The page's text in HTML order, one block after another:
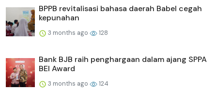
BPPB revitalisasi bahasa daerah Babel cegah
kepunahan
3 months ago 128
Bank BJB raih penghargaan dalam ajang SPPA
BEI Award
3 months ago 124